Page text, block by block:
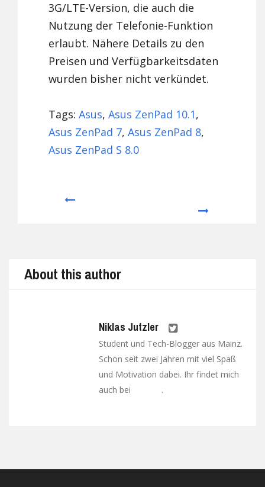
3G/LTE-Version, die auch die
Nutzung der Telefonie-Funktion
erlaubt. Nähere Details zu den
Preisen und Verfügbarkeitsdaten
wurden bisher nicht verkündet.
Tags:Asus,Asus ZenPad 10.1,
Asus ZenPad 7,Asus ZenPad 8,
Asus ZenPad S 8.0
About this author
Niklas Jutzler
Student und Tech-Blogger aus Mainz.
Schon seit zwei Jahren mit viel Spaß
und Motivation dabei. Ihr findet mich
auch bei
.